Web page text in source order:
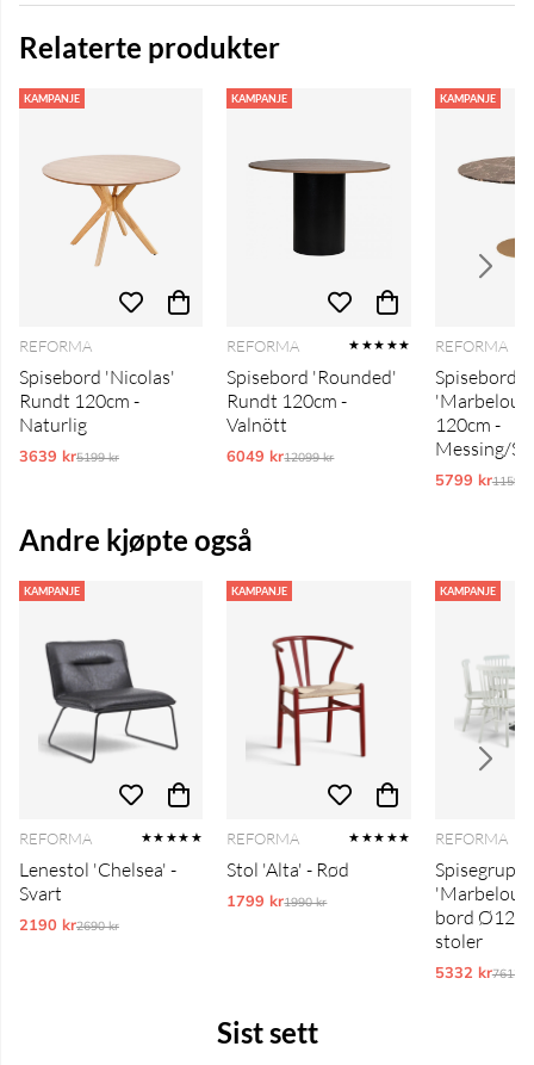
Relaterte produkter
KAMPANJE
REFORMA
Spisebord 'Nicolas'
Rundt 120cm -
Naturlig
3639 krOrdinarie pris:
5199 kr
KAMPANJE
REFORMA ★★★★★
Spisebord 'Rounded'
Rundt 120cm -
Valnött
6049 krOrdinarie pris:
12099 kr
KAMPANJE
REFORMA
Spisebord
120cm -
Messing/
5799 kr11599
Andre kjøpte også
KAMPANJE
REFORMA ★★★★★
Lenestol 'Chelsea' -
Svart
2190 krOrdinarie pris:
2690 kr
KAMPANJE
REFORMA ★★★★★
Stol 'Alta' - Rød
1799 krOrdinarie pris:
1990 kr
KAMPANJE
REFORMA
'Marbelous
bord Ø120
stoler
5332 kr7612 kr
Sist sett